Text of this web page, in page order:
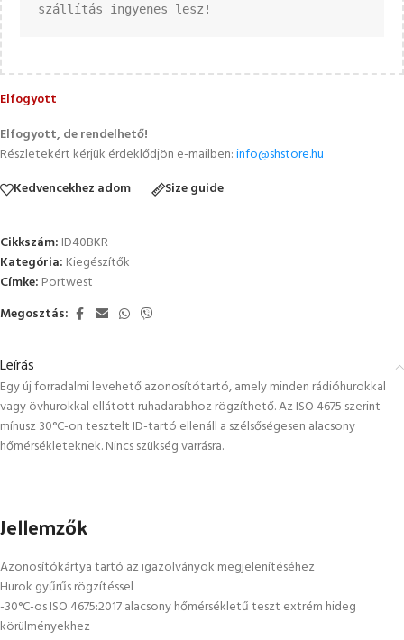
szállítás ingyenes lesz!
Elfogyott
Elfogyott, de rendelhető!
Részletekért kérjük érdeklődjön e-mailben:info@shstore.hu
Kedvencekhez adom
Size guide
Cikkszám: ID40BKR
Kategória: Kiegészítők
Címke: Portwest
Megosztás:
Leírás
Egy új forradalmi levehető azonosítótartó, amely minden rádióhurokkal
vagy övhurokkal ellátott ruhadarabhoz rögzíthető. Az ISO 4675 szerint
mínusz 30°C-on tesztelt ID-tartó ellenáll a szélsőségesen alacsony
hőmérsékleteknek. Nincs szükség varrásra.
Jellemzők
Azonosítókártya tartó az igazolványok megjelenítéséhez
Hurok gyűrűs rögzítéssel
-30°C-os ISO 4675:2017 alacsony hőmérsékletű teszt extrém hideg
körülményekhez